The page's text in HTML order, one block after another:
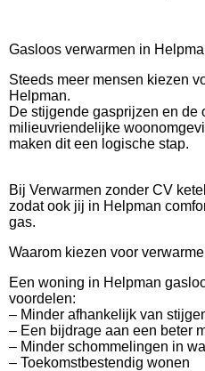
Gasloos verwarmen in
Steeds meer mensen kiezen
Helpman.
De stijgende gasprijzen en de
milieuvriendelijke
maken dit een logische stap.
Bij Verwarmen zonder CV
zodat ook jij in Helpman
gas.
Waarom kiezen voor
Een woning in Helpman
voordelen:
– Minder afhankelijk van
– Een bijdrage aan een beter
– Minder schommelingen in
– Toekomstbestendig wonen